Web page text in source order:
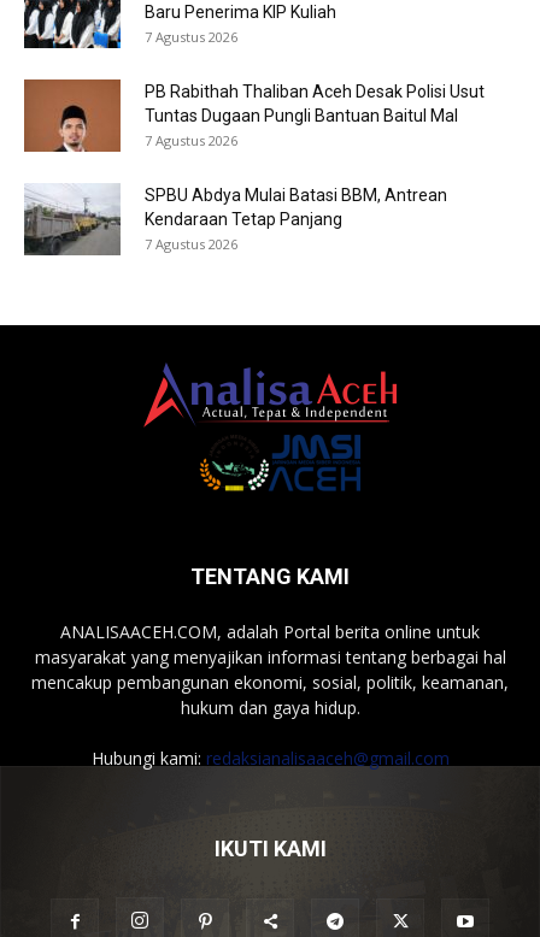
Baru Penerima KIP Kuliah
7 Agustus 2026
PB Rabithah Thaliban Aceh Desak Polisi Usut
Tuntas Dugaan Pungli Bantuan Baitul Mal
7 Agustus 2026
SPBU Abdya Mulai Batasi BBM, Antrean
Kendaraan Tetap Panjang
7 Agustus 2026
TENTANG KAMI
ANALISAACEH.COM, adalah Portal berita online untuk
masyarakat yang menyajikan informasi tentang berbagai hal
mencakup pembangunan ekonomi, sosial, politik, keamanan,
hukum dan gaya hidup.
Hubungi kami: redaksianalisaaceh@gmail.com
IKUTI KAMI